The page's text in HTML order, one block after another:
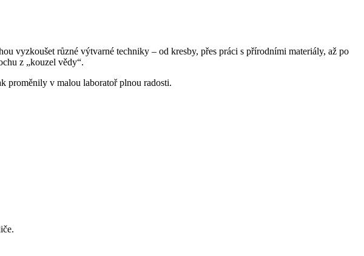
vyzkoušet různé výtvarné techniky – od kresby, přes práci s přírodními materiály, až po
z „kouzel vědy“.
proměnily v malou laboratoř plnou radosti.